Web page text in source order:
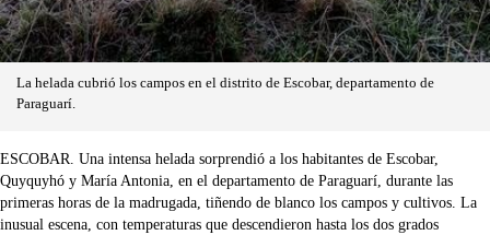
La helada cubrió los campos en el distrito de Escobar, departamento de
Paraguarí.
ESCOBAR. Una intensa helada sorprendió a los habitantes de Escobar,
Quyquyhó y María Antonia, en el departamento de Paraguarí, durante las
primeras horas de la madrugada, tiñendo de blanco los campos y cultivos. La
inusual escena, con temperaturas que descendieron hasta los dos grados